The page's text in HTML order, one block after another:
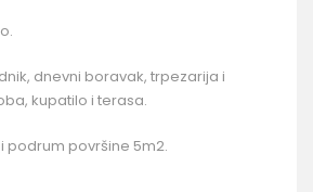
dnevni boravak, trpezarija i
kupatilo i terasa.
podrum površine 5m2.